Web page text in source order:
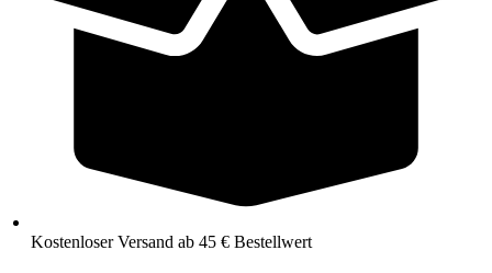
Kostenloser Versand ab 45 € Bestellwert